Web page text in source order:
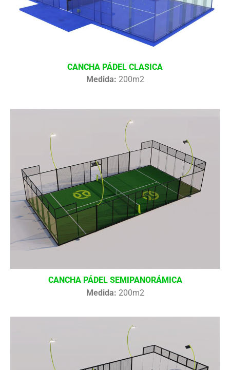
CANCHA PÁDEL CLASICA
Medida: 200m2
CANCHA PÁDEL SEMIPANORÁMICA
Medida: 200m2